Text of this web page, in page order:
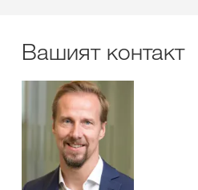
Вашият контакт